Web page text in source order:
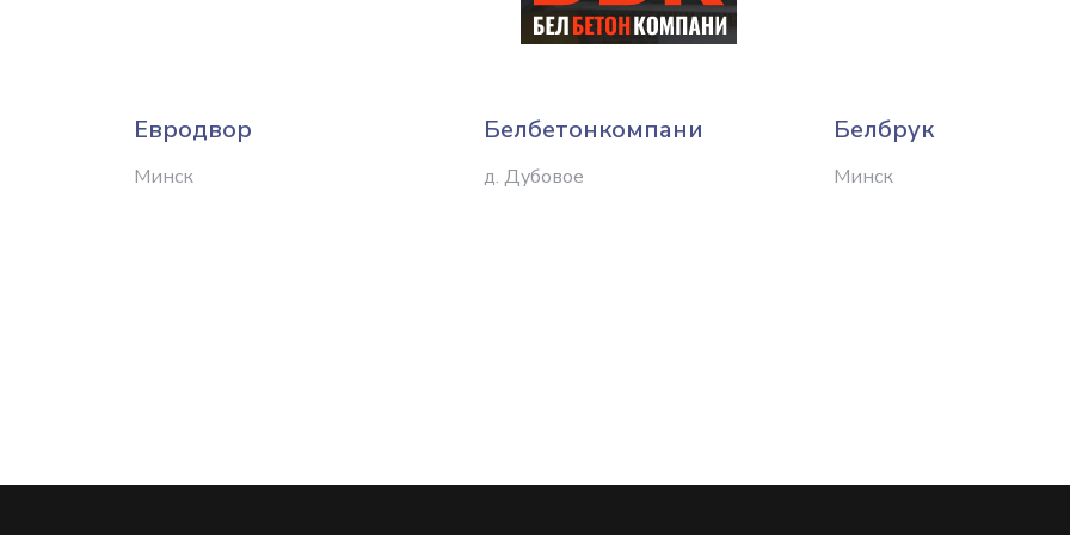
Евродвор
Минск
Белбетонкомпани
д. Дубовое
Белбрук
Минск